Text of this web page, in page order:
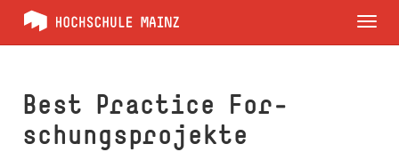
Best Practice For­
schungs­projekte